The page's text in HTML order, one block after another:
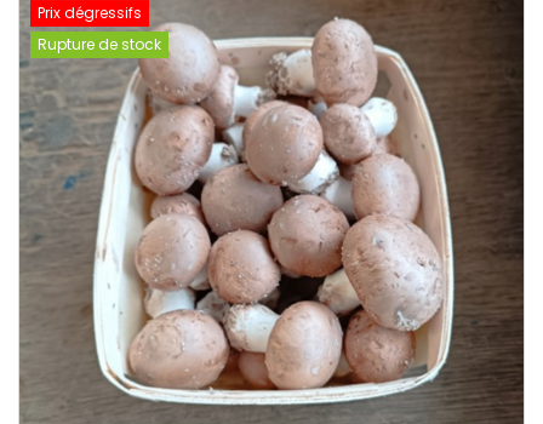
Prix dégressifs
Rupture de stock